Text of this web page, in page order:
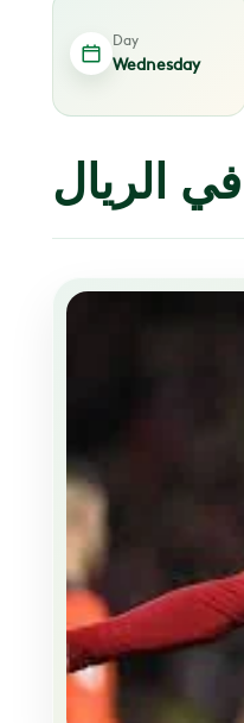
Day
Wednesday
الريال